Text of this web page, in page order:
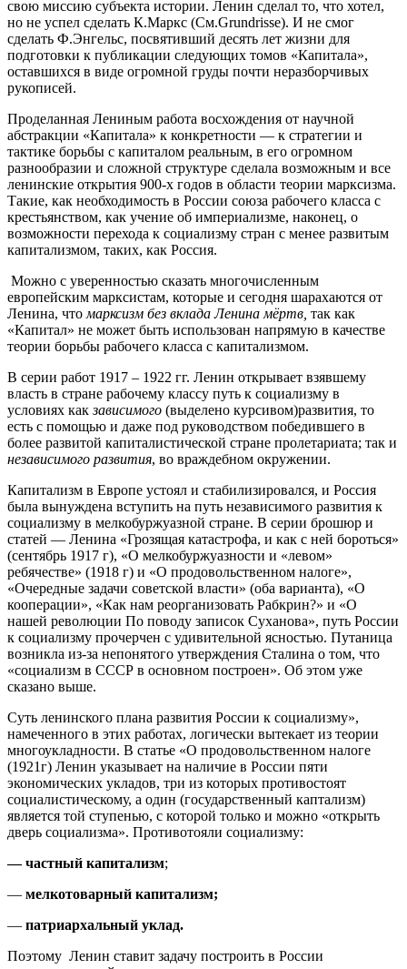
свою миссию субъекта истории. Ленин сделал то, что хотел,
но не успел сделать К.Маркс (См.Grundrisse). И не смог
сделать Ф.Энгельс, посвятивший десять лет жизни для
подготовки к публикации следующих томов «Капитала»,
оставшихся в виде огромной груды почти неразборчивых
рукописей.
Проделанная Лениным работа восхождения от научной
абстракции «Капитала» к конкретности — к стратегии и
тактике борьбы с капиталом реальным, в его огромном
разнообразии и сложной структуре сделала возможным и все
ленинские открытия 900-х годов в области теории марксизма.
Такие, как необходимость в России союза рабочего класса с
крестьянством, как учение об империализме, наконец, о
возможности перехода к социализму стран с менее развитым
капитализмом, таких, как Россия.
Можно с уверенностью сказать многочисленным
европейским марксистам, которые и сегодня шарахаются от
Ленина, что марксизм без вклада Ленина мёртв, так как
«Капитал» не может быть использован напрямую в качестве
теории борьбы рабочего класса с капитализмом.
В серии работ 1917 – 1922 гг. Ленин открывает взявшему
власть в стране рабочему классу путь к социализму в
условиях какзависимого (выделено курсивом)развития, то
есть с помощью и даже под руководством победившего в
более развитой капиталистической стране пролетариата; так и
независимого развития, во враждебном окружении.
Капитализм в Европе устоял и стабилизировался, и Россия
была вынуждена вступить на путь независимого развития к
социализму в мелкобуржуазной стране. В серии брошюр и
статей — Ленина «Грозящая катастрофа, и как с ней бороться»
(сентябрь 1917 г), «О мелкобуржуазности и «левом»
ребячестве» (1918 г) и «О продовольственном налоге»,
«Очередные задачи советской власти» (оба варианта), «О
кооперации», «Как нам реорганизовать Рабкрин?» и «О
нашей революции По поводу записок Суханова», путь России
к социализму прочерчен с удивительной ясностью. Путаница
возникла из-за непонятого утверждения Сталина о том, что
«социализм в СССР в основном построен». Об этом уже
сказано выше.
Суть ленинского плана развития России к социализму»,
намеченного в этих работах, логически вытекает из теории
многоукладности. В статье «О продовольственном налоге
(1921г) Ленин указывает на наличие в России пяти
экономических укладов, три из которых противостоят
социалистическому, а один (государственный каптализм)
является той ступенью, с которой только и можно «открыть
дверь социализма». Противотояли социализму:
— частный капитализм;
— мелкотоварный капитализм;
— патриархальный уклад.
Поэтому Ленин ставит задачу построить в России